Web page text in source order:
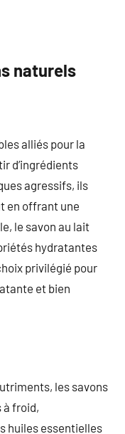
naturels
alliés pour la
d’ingrédients
agressifs, ils
en offrant une
le savon au lait
hydratantes
privilégié pour
et bien
les savons
à froid,
huiles essentielles